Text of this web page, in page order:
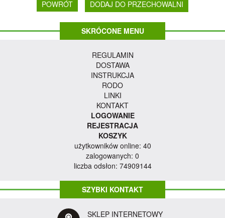
POWRÓT
SKRÓCONE MENU
REGULAMIN
DOSTAWA
INSTRUKCJA
RODO
LINKI
KONTAKT
LOGOWANIE
REJESTRACJA
KOSZYK
użytkowników online: 40
zalogowanych: 0
liczba odsłon: 74909144
SZYBKI KONTAKT
SKLEP INTERNETOWY